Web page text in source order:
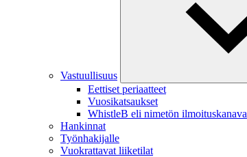
Vastuullisuus
Eettiset periaatteet
Vuosikatsaukset
WhistleB eli nimetön ilmoituskanava
Hankinnat
Työnhakijalle
Vuokrattavat liiketilat